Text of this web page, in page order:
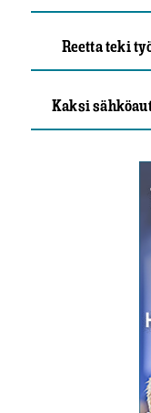
Reetta teki
Kaksi